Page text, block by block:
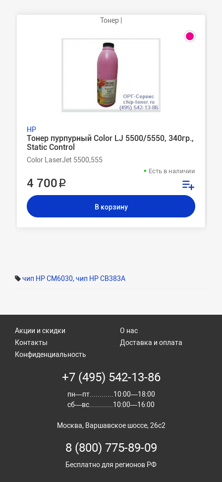
Тонер |
HP
Тонер пурпурный Color LJ 5500/5550, 340гр.,
Static Control
Color LaserJet 5500,555
Есть в наличии
4 700 ₽
В корзину
чип HP CM6030, чип HP CB383A
Акции и скидки
Контакты
О нас
Доставка и оплата
Конфиденциальность
+7 (495) 542-13-86
пн—пт............10:00—18:00
сб—вс............10:00—16:00
Москва, Варшавское шоссе, 26с2
8 (800) 775-89-09
Бесплатно для регионов РФ